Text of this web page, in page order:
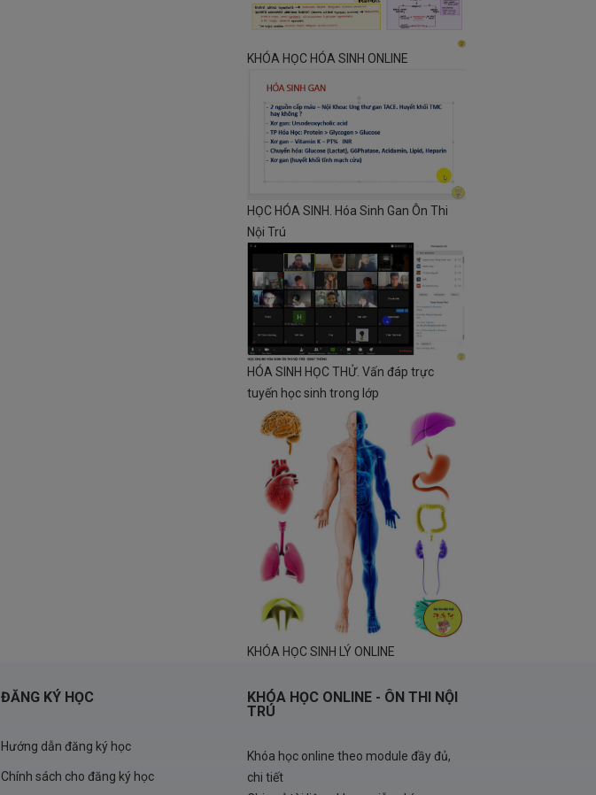
KHÓA HỌC HÓA SINH ONLINE
HỌC HÓA SINH. Hóa Sinh Gan Ôn Thi
Nội Trú
HÓA SINH HỌC THỬ. Vấn đáp trực
tuyến học sinh trong lớp
KHÓA HỌC SINH LÝ ONLINE
ĐĂNG KÝ HỌC
Hướng dẫn đăng ký học
Chính sách cho đăng ký học
KHÓA HỌC ONLINE - ÔN THI NỘI
TRÚ
Khóa học online theo module đầy đủ,
chi tiết